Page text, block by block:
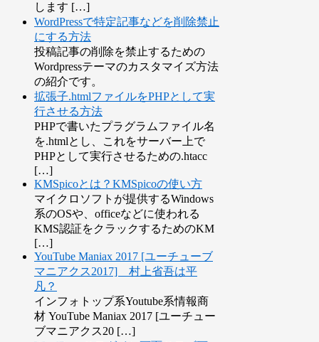
します […]
WordPressで特定記事などを削除禁止
にする方法
投稿記事の削除を禁止するための
Wordpressテーマのカスタマイズ方法
の紹介です。
拡張子.htmlファイルをPHPとして実
行させる方法
PHPで書いたプラグラムファイル名
を.htmlとし、これをサーバー上で
PHPとして実行させるための.htacc
[…]
KMSpicoとは？KMSpicoの使い方
マイクロソフトが提供するWindows
系のOSや、officeなどに使われる
KMS認証をクラックするためのKM
[…]
YouTube Maniax 2017 [ユーチューブ
マニアクス2017] 村上省吾は平
凡？
インフォトップ系Youtube系情報商
材 YouTube Maniax 2017 [ユーチュー
ブマニアクス20 […]